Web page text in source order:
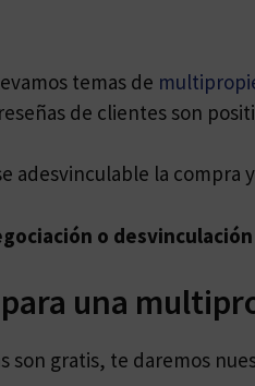
temas de
de clientes son
adesvinculable la compra
o
una
son gratis, te daremos